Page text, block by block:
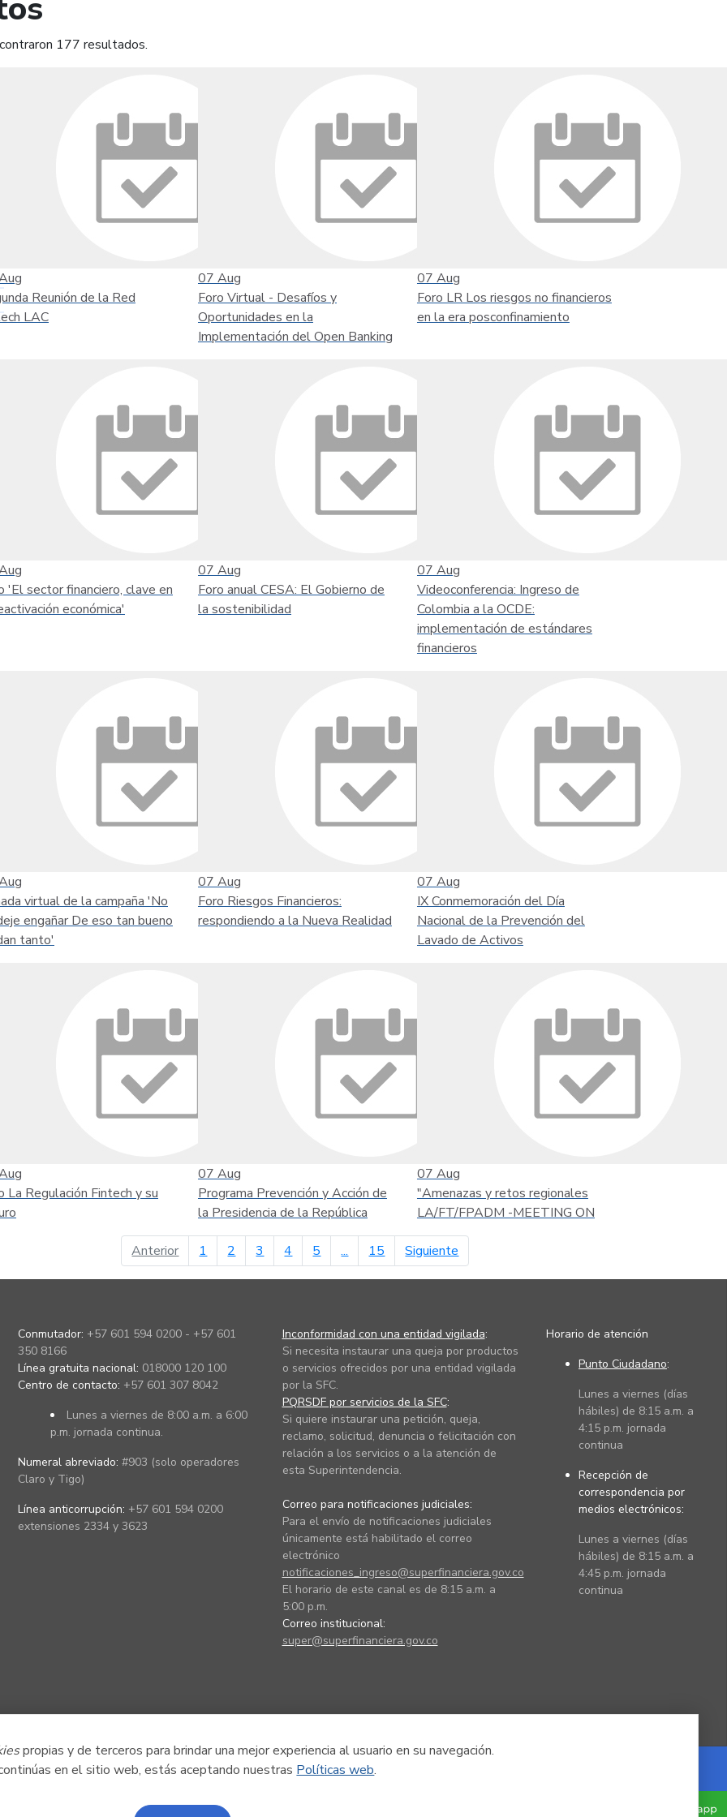
propias y de terceros para brindar una mejor experiencia al usuario en su navegación.
en el sitio web, estás aceptando nuestras Políticas web.
177 resultados.
Reunión de la Red
LAC
07 Aug
Foro Virtual - Desafíos y
Oportunidades en la
Implementación del Open Banking
07 Aug
Foro LR Los riesgos no financieros
en la era posconfinamiento
'El sector financiero, clave en
económica'
07 Aug
Foro anual CESA: El Gobierno de
la sostenibilidad
07 Aug
Videoconferencia: Ingreso de
Colombia a la OCDE:
implementación de estándares
financieros
virtual de la campaña 'No
engañar De eso tan bueno
tanto'
07 Aug
Foro Riesgos Financieros:
respondiendo a la Nueva Realidad
07 Aug
IX Conmemoración del Día
Nacional de la Prevención del
Lavado de Activos
La Regulación Fintech y su
07 Aug
Programa Prevención y Acción de
la Presidencia de la República
07 Aug
"Amenazas y retos regionales
LA/FT/FPADM -MEETING ON
Anteriorpágina anterior
1 2 3 4 5 ... 15 Siguiente
Conmutador: +57 601 594 0200 - +57 601
350 8166
Línea gratuita nacional: 018000 120 100
Centro de contacto: +57 601 307 8042
Lunes a viernes de 8:00 a.m. a 6:00
p.m. jornada continua.
Numeral abreviado: #903 (solo operadores
Claro y Tigo)
Línea anticorrupción: +57 601 594 0200
extensiones 2334 y 3623
Inconformidad con una entidad vigilada:
Si necesita instaurar una queja por productos
o servicios ofrecidos por una entidad vigilada
por la SFC.
PQRSDF por servicios de la SFC:
Si quiere instaurar una petición, queja,
reclamo, solicitud, denuncia o felicitación con
relación a los servicios o a la atención de
esta Superintendencia.
Correo para notificaciones judiciales:
Para el envío de notificaciones judiciales
únicamente está habilitado el correo
electrónico
notificaciones_ingreso@superfinanciera.gov.co
El horario de este canal es de 8:15 a.m. a
5:00 p.m.
Correo institucional:
super@superfinanciera.gov.co
Horario de atención
Punto Ciudadano:
Lunes a viernes (días
hábiles) de 8:15 a.m. a
4:15 p.m. jornada
continua
Recepción de
correspondencia por
medios electrónicos:
Lunes a viernes (días
hábiles) de 8:15 a.m. a
4:45 p.m. jornada
continua
Powered by Nexura